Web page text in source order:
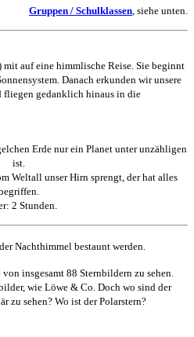
Gruppen / Schulklassen , siehe unten.
mit auf eine himmlische Reise. Sie beginnt
Danach erkunden wir unsere
gedanklich hinaus in die
Erde nur ein Planet unter unzähligen
ist.
Weltall unser Hirn sprengt, der hat alles
2 Stunden.
Nachthimmel bestaunt werden.
insgesamt 88 Sternbildern zu sehen.
wie Löwe & Co. Doch wo sind der
zu sehen? Wo ist der Polarstern?